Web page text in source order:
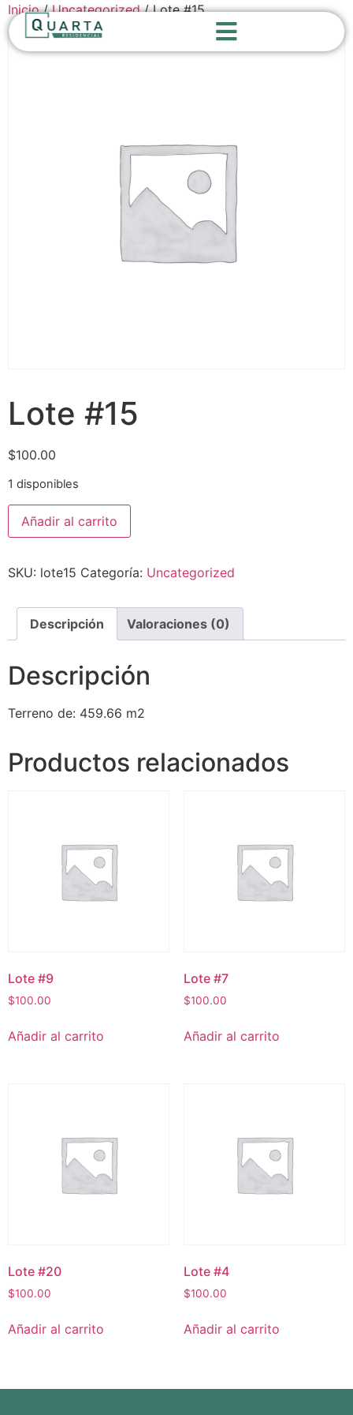
Inicio/Uncategorized/ Lote #15
Lote #15
$100.00
1 disponibles
Añadir al carrito
SKU: lote15 Categoría: Uncategorized
Descripción Valoraciones (0)
Descripción
Terreno de: 459.66 m2
Productos relacionados
Lote #9
$100.00
Añadir al carrito
Lote #7
$100.00
Añadir al carrito
Lote #20
$100.00
Añadir al carrito
Lote #4
$100.00
Añadir al carrito